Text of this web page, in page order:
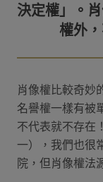
決定權」。
肖像權比較奇妙
名譽權一樣有被
不代表就不存在
一），我們也很
院，但肖像權法